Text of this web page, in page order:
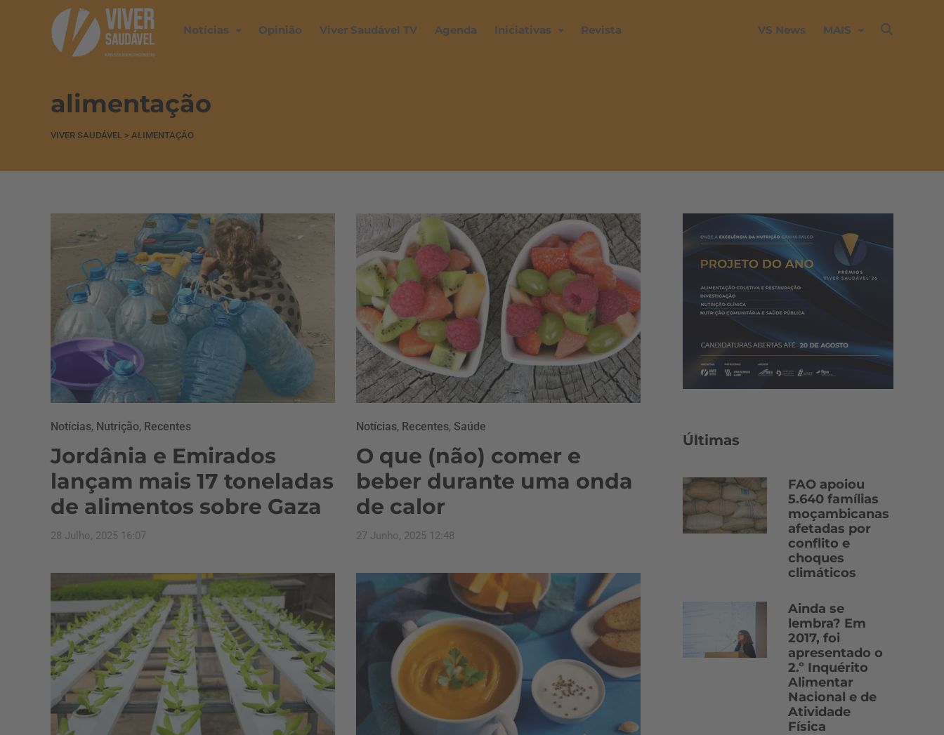
Notícias Opinião Viver Saudável TV Agenda Iniciativas Revista VS News MAIS
alimentação
VIVER SAUDÁVEL > ALIMENTAÇÃO
Notícias, Nutrição, Recentes
Jordânia e Emirados
lançam mais 17 toneladas
de alimentos sobre Gaza
28 Julho, 2025 16:07
Notícias, Recentes, Saúde
O que (não) comer e
beber durante uma onda
de calor
27 Junho, 2025 12:48
Últimas
FAO apoiou
5.640 famílias
moçambicanas
afetadas por
conflito e
choques
climáticos
Ainda se
lembra? Em
2017, foi
apresentado o
2.º Inquérito
Alimentar
Nacional e de
Atividade
Física